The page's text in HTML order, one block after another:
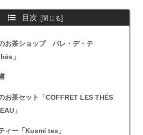
目次
お茶ショップ パレ・デ・テ
」
お茶セット「COFFRET LES THÉS
」
ィー「Kusmi tes」